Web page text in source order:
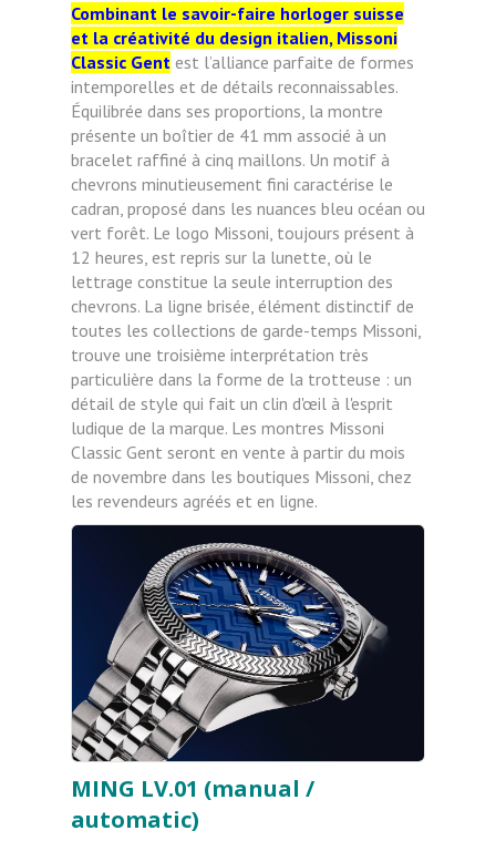
Combinant le savoir-faire horloger suisse
et la créativité du design italien, Missoni
Classic Gent est l’alliance parfaite de formes
intemporelles et de détails reconnaissables.
Équilibrée dans ses proportions, la montre
présente un boîtier de 41 mm associé à un
bracelet raffiné à cinq maillons. Un motif à
chevrons minutieusement fini caractérise le
cadran, proposé dans les nuances bleu océan ou
vert forêt. Le logo Missoni, toujours présent à
12 heures, est repris sur la lunette, où le
lettrage constitue la seule interruption des
chevrons. La ligne brisée, élément distinctif de
toutes les collections de garde-temps Missoni,
trouve une troisième interprétation très
particulière dans la forme de la trotteuse : un
détail de style qui fait un clin d'œil à l'esprit
ludique de la marque. Les montres Missoni
Classic Gent seront en vente à partir du mois
de novembre dans les boutiques Missoni, chez
les revendeurs agréés et en ligne.
MING LV.01 (manual /
automatic)